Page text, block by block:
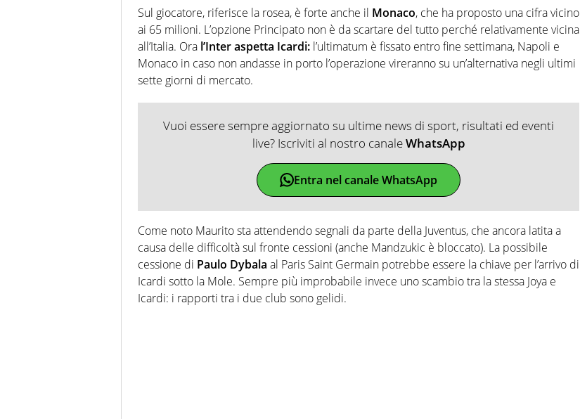
Sul giocatore, riferisce la rosea, è forte anche il Monaco, che ha proposto una cifra vicino
ai 65 milioni. L’opzione Principato non è da scartare del tutto perché relativamente vicina
all’Italia. Ora l’Inter aspetta Icardi: l’ultimatum è fissato entro fine settimana, Napoli e
Monaco in caso non andasse in porto l’operazione vireranno su un’alternativa negli ultimi
sette giorni di mercato.
Vuoi essere sempre aggiornato su ultime news di sport, risultati ed eventi
live? Iscriviti al nostro canaleWhatsApp
Entra nel canale WhatsApp
Come noto Maurito sta attendendo segnali da parte della Juventus, che ancora latita a
causa delle difficoltà sul fronte cessioni (anche Mandzukic è bloccato). La possibile
cessione di Paulo Dybala al Paris Saint Germain potrebbe essere la chiave per l’arrivo di
Icardi sotto la Mole. Sempre più improbabile invece uno scambio tra la stessa Joya e
Icardi: i rapporti tra i due club sono gelidi.